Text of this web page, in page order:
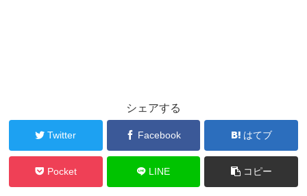
シェアする
Twitter Facebook はてブ
Pocket LINE コピー